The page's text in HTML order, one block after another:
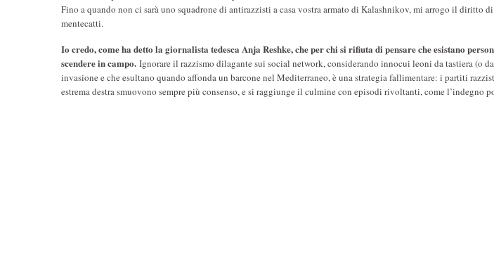
Fino a quando non ci sarà uno squadrone di antirazzisti a casa vostra armato di Kalashnikov, mi arrogo il diritto
mentecatti.
Io credo, come ha detto la giornalista tedesca Anja Reshke, che per chi si rifiuta di pensare che esistano
scendere in campo. Ignorare il razzismo dilagante sui social network, considerando innocui leoni da tastiera (o
invasione e che esultano quando affonda un barcone nel Mediterraneo, è una strategia fallimentare: i partiti
estrema destra smuovono sempre più consenso, e si raggiunge il culmine con episodi rivoltanti, come l’indegno